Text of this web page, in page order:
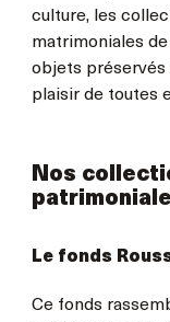
culture, les
matrimoniales
objets préservés
plaisir de toutes
Nos
Le fonds
Ce fonds